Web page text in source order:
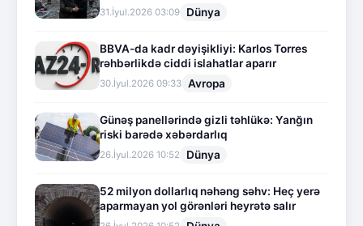
31.İyul.2026 03:09 Dünya
BBVA-da kadr dəyişikliyi: Karlos Torres
rəhbərlikdə ciddi islahatlar aparır
30.İyul.2026 09:33 Avropa
Günəş panellərində gizli təhlükə: Yanğın
riski barədə xəbərdarlıq
26.İyul.2026 10:52 Dünya
52 milyon dollarlıq nəhəng səhv: Heç yerə
aparmayan yol görənləri heyrətə salır